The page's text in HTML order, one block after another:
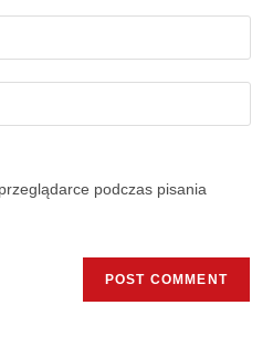
podczas pisania